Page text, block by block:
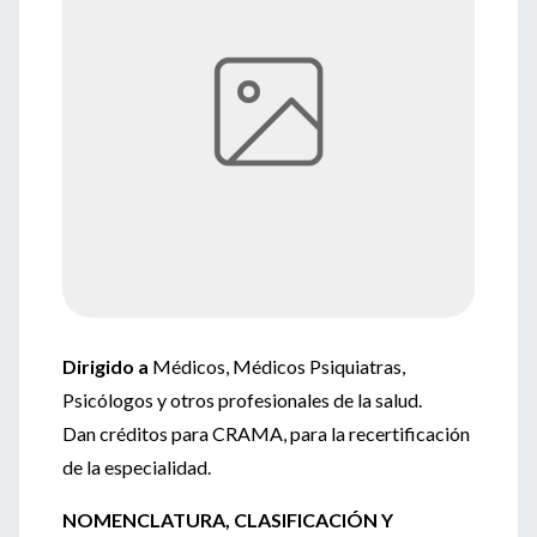
Dirigido a Médicos, Médicos Psiquiatras,
Psicólogos y otros profesionales de la salud.
Dan créditos para CRAMA, para la recertificación
de la especialidad.
NOMENCLATURA, CLASIFICACIÓN Y